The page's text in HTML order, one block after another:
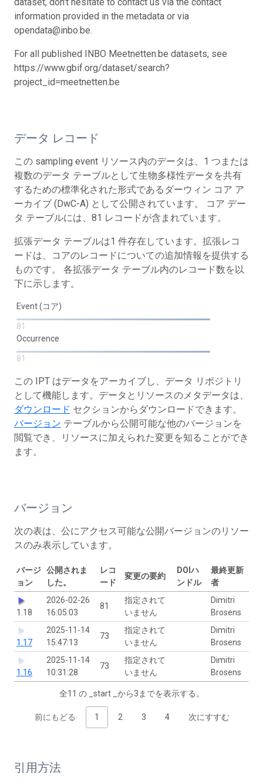
information provided in the metadata or via
opendata@inbo.be.
For all published INBO Meetnetten.be datasets, see
https://www.gbif.org/dataset/search?
project_id=meetnetten.be
データ レコード
この sampling event リソース内のデータは、1 つまたは
複数のデータ テーブルとして生物多様性データを共有
するための標準化された形式であるダーウィン コア ア
ーカイブ (DwC-A) として公開されています。 コア デー
タ テーブルには、81 レコードが含まれています。
拡張データ テーブルは1 件存在しています。拡張レコ
ードは、コアのレコードについての追加情報を提供する
ものです。 各拡張データ テーブル内のレコード数を以
下に示します。
Event (コア)
81
Occurrence
81
この IPT はデータをアーカイブし、データ リポジトリ
として機能します。データとリソースのメタデータは、
ダウンロード セクションからダウンロードできます。
バージョン テーブルから公開可能な他のバージョンを
閲覧でき、リソースに加えられた変更を知ることができ
ます。
バージョン
次の表は、公にアクセス可能な公開バージョンのリソー
スのみ表示しています。
バージ
ョン
公開されま
した。
レコ
ード
変更の要約
DOIハ
ンドル
最終更新
者
1.18
2026-02-26
16:05:03
81
指定されて
いません
Dimitri
Brosens
1.17
2025-11-14
15:47:13
73
指定されて
いません
Dimitri
Brosens
1.16
2025-11-14
10:31:28
73
指定されて
いません
Dimitri
Brosens
全11 の _start _から3までを表示する。
前にもどる 1 2 3 4 次にすすむ
引用方法